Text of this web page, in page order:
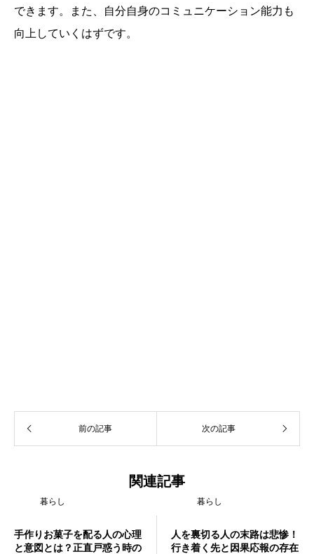
できます。また、自分自身のコミュニケーション能力も
向上していくはずです。
前の記事 次の記事
関連記事
暮らし
手作りお菓子を配る人の心理
と意図とは？正直戸惑う時の
暮らし
人を裏切る人の末路は悲惨！
行き着く先と因果応報の存在